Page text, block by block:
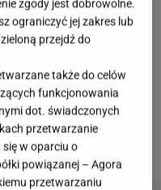
zatopione w
w okolicach
najbardziej
spotkać również
skrywa się ono pod
zgody jest dobrowolne.
ograniczyć jej zakres lub
przejdź do
także do celów
funkcjonowania
dot. świadczonych
przetwarzanie
w oparciu o
powiązanej – Agora
przetwarzaniu